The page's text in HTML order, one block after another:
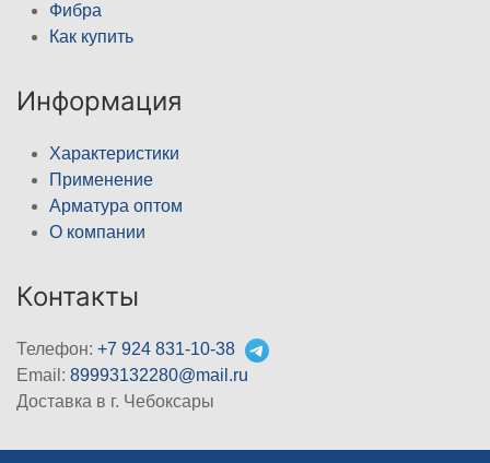
Фибра
Как купить
Информация
Характеристики
Применение
Арматура оптом
О компании
Контакты
Телефон: +7 924 831-10-38
Email: 89993132280@mail.ru
Доставка в г. Чебоксары